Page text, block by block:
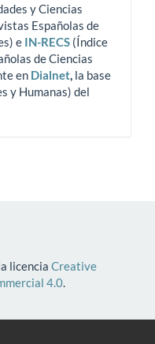
y Ciencias
Españolas de
e IN-RECS (Índice
de Ciencias
en Dialnet, la base
y Humanas) del
licencia Creative
4.0.
IGNACIO